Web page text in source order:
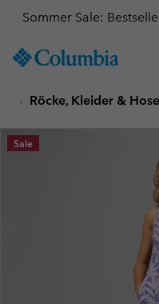
TO
SKIP
MAIN
NAV
Sommer Sale:
Röcke, Kleider &
Sale